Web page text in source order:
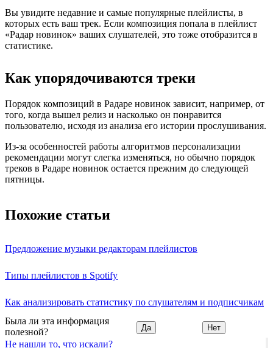
Не нашли то, что искали?
Вы увидите недавние и самые популярные плейлисты, в
которых есть ваш трек. Если композиция попала в плейлист
«Радар новинок» ваших слушателей, это тоже отобразится в
статистике.
Как упорядочиваются треки
Порядок композиций в Радаре новинок зависит, например, от
того, когда вышел релиз и насколько он понравится
пользователю, исходя из анализа его истории прослушивания.
Из-за особенностей работы алгоритмов персонализации
рекомендации могут слегка изменяться, но обычно порядок
треков в Радаре новинок остается прежним до следующей
пятницы.
Похожие статьи
Предложение музыки редакторам плейлистов
Типы плейлистов в Spotify
Как анализировать статистику по слушателям и подписчикам
Была ли эта информация
полезной?
Да Нет